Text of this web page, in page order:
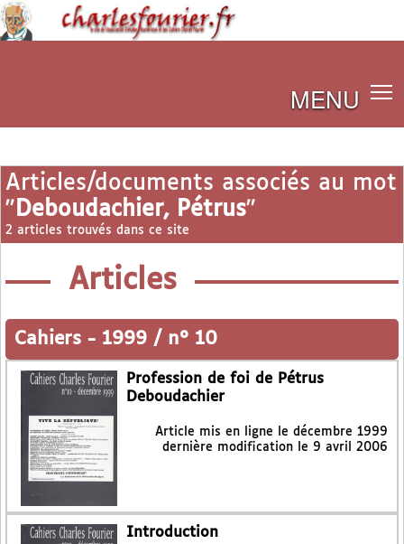
MENU
Articles/documents associés au mot
" Deboudachier, Pétrus"
2 articles trouvés dans ce site
Articles
Cahiers - 1999 / n° 10
Profession de foi de Pétrus
Deboudachier
Article mis en ligne le décembre 1999
dernière modification le 9 avril 2006
Introduction